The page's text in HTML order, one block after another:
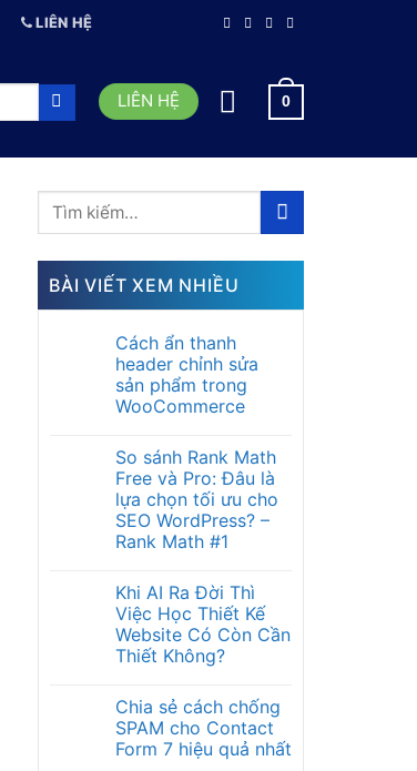
LIÊN HỆ
LIÊN HỆ 0
BÀI VIẾT XEM NHIỀU
Cách ẩn thanh
header chỉnh sửa
sản phẩm trong
WooCommerce
So sánh Rank Math
Free và Pro: Đâu là
lựa chọn tối ưu cho
SEO WordPress? –
Rank Math #1
Khi AI Ra Đời Thì
Việc Học Thiết Kế
Website Có Còn Cần
Thiết Không?
Chia sẻ cách chống
SPAM cho Contact
Form 7 hiệu quả nhất